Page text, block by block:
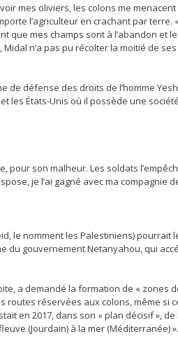
mes oliviers, les colons me
l’agriculteur en crachant par terre.
que mes champs sont à l’abandon et
n’a pas pu récolter la moitié de
défense des droits de l’homme
les États-Unis où il possède une
son malheur. Les soldats
je l’ai gagné avec ma compagnie
le nomment les Palestiniens)
du gouvernement Netanyahou, qui
a demandé la formation de « zones
routes réservées aux colons, même si
en 2017, dans son « plan décisif »,
(Jourdain) à la mer (Méditerranée) ».